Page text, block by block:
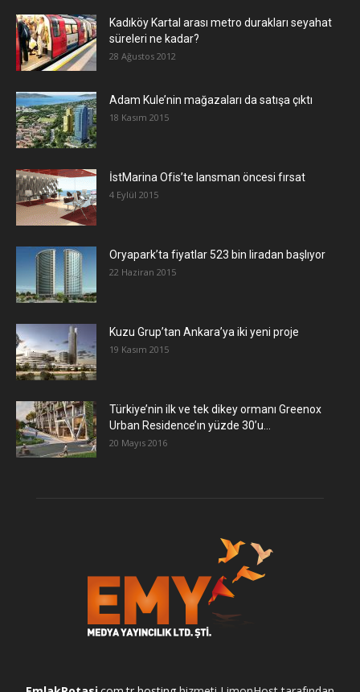
Kadıköy Kartal arası metro durakları seyahat
süreleri ne kadar?
28 Ağustos 2012
Adam Kule’nin mağazaları da satışa çıktı
18 Kasım 2015
İstMarina Ofis’te lansman öncesi fırsat
4 Eylül 2015
Oryapark’ta fiyatlar 523 bin liradan başlıyor
22 Haziran 2015
​Kuzu Grup’tan Ankara’ya iki yeni proje
19 Kasım 2015
Türkiye’nin ilk ve tek dikey ormanı Greenox
Urban Residence’ın yüzde 30’u...
20 Mayıs 2016